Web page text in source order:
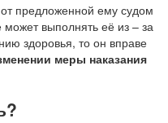
предложенной ему судом
выполнять её из – за
здоровья, то он вправе
меры наказания